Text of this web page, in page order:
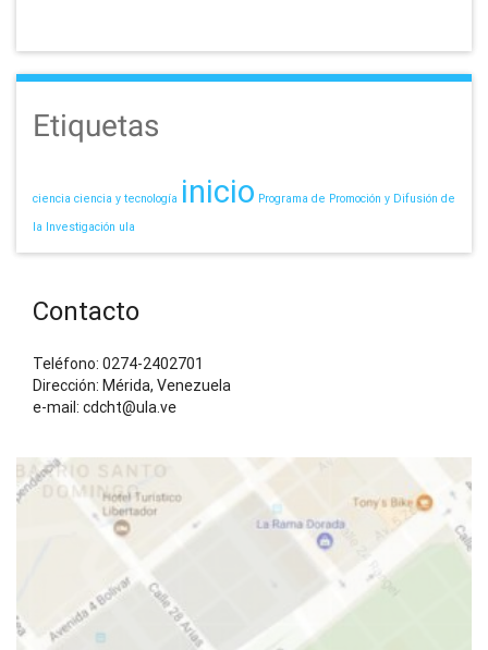
Etiquetas
ciencia ciencia y tecnología inicio Programa de Promoción y Difusión de
la Investigación ula
Contacto
Teléfono: 0274-2402701
Dirección: Mérida, Venezuela
e-mail: cdcht@ula.ve